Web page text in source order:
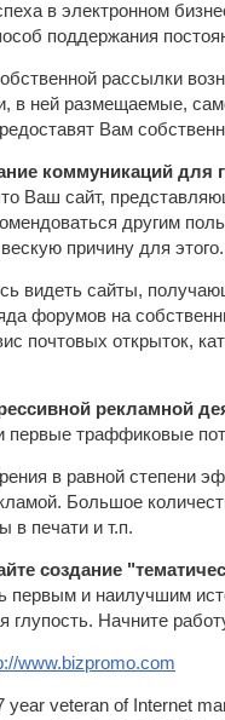
в электронном
поддержания
рассылки
в ней размещаемые,
Вам
коммуникаций для
Ваш сайт,
другим
причину для этого.
видеть сайты,
форумов на
почтовых открыток,
рекламной
первые траффиковые
в равной степени
Большое
в печати и т.п.
создание
первым и наилучшим
глупость. Начните
www.bizpromo.com
year veteran of Internet